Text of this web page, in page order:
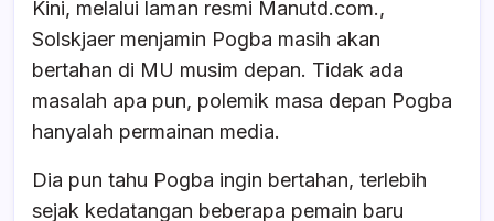
Kini, melalui laman resmi Manutd.com.,
Solskjaer menjamin Pogba masih akan
bertahan di MU musim depan. Tidak ada
masalah apa pun, polemik masa depan Pogba
hanyalah permainan media.
Dia pun tahu Pogba ingin bertahan, terlebih
sejak kedatangan beberapa pemain baru